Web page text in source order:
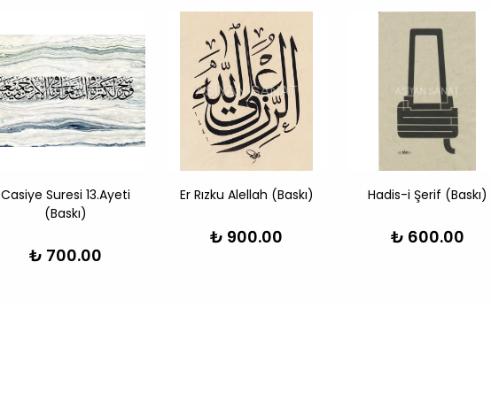
Casiye Suresi 13.Ayeti
(Baskı)
₺ 700.00
Er Rızku Alellah (Baskı)
₺ 900.00
Hadis-i Şerif (Baskı)
₺ 600.00